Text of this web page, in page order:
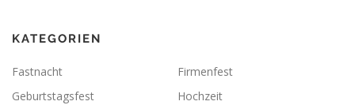
KATEGORIEN
Fastnacht
Firmenfest
Geburtstagsfest
Hochzeit